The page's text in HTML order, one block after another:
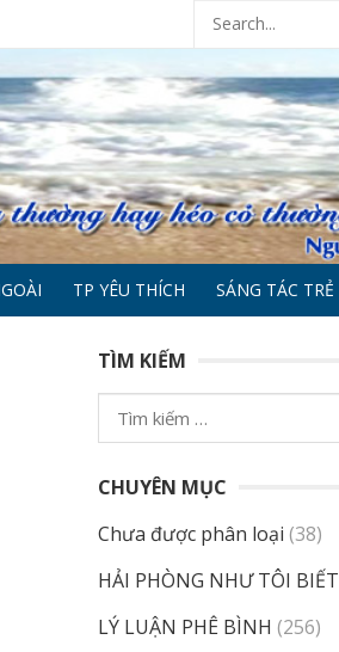
TP YÊU THÍCH SÁNG TÁC TRẺ
TÌM KIẾM
Tìm
kiếm
CHUYÊN MỤC
Chưa được phân loại (38)
HẢI PHÒNG NHƯ TÔI BIẾT
LÝ LUẬN PHÊ BÌNH (256)